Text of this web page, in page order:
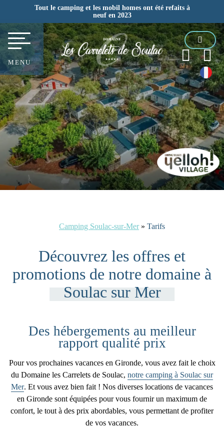
Tout le camping et les mobil homes ont été refaits à
neuf en 2023
MENU
Camping Soulac-sur-Mer» Tarifs
Découvrez les offres et
promotions de notre domaine à
Soulac sur Mer
Des hébergements au meilleur
rapport qualité prix
Pour vos prochaines vacances en Gironde, vous avez fait le choix
du Domaine les Carrelets de Soulac, notre camping à Soulac sur
Mer. Et vous avez bien fait ! Nos diverses locations de vacances
en Gironde sont équipées pour vous fournir un maximum de
confort, le tout à des prix abordables, vous permettant de profiter
de vos vacances.